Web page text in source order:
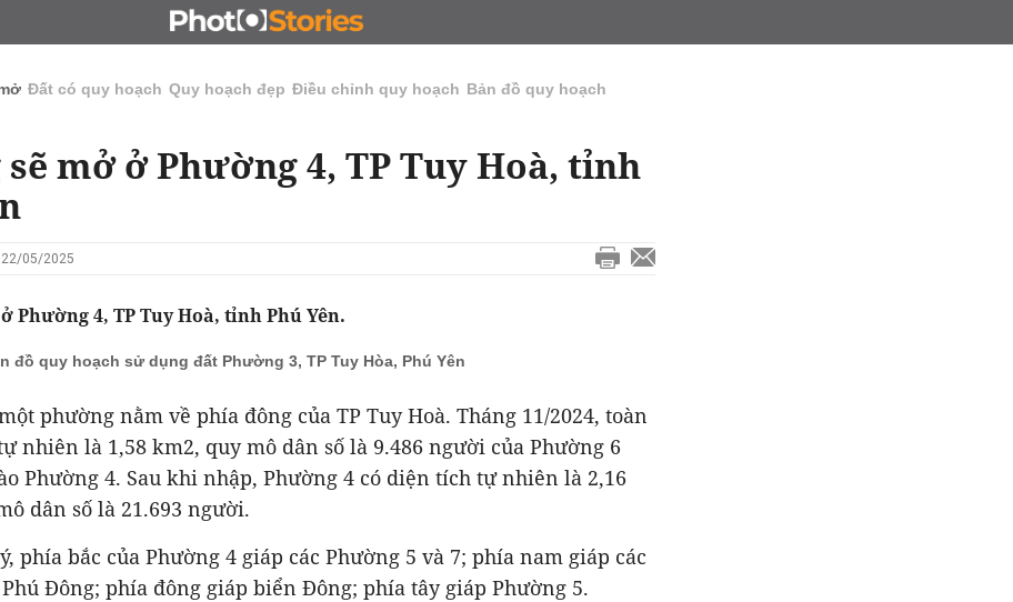
ĐẤU GIÁ - ĐẤU THẦU KINH DOANH
Đất có quy hoạch Quy hoạch đẹp Điều chỉnh quy hoạch Bản đồ quy hoạch
mở ở Phường 4, TP Tuy Hoà, tỉnh
22/05/2025
Phường 4, TP Tuy Hoà, tỉnh Phú Yên.
đồ quy hoạch sử dụng đất Phường 3, TP Tuy Hòa, Phú Yên
phường nằm về phía đông của TP Tuy Hoà. Tháng 11/2024, toàn
nhiên là 1,58 km2, quy mô dân số là 9.486 người của Phường 6
Phường 4. Sau khi nhập, Phường 4 có diện tích tự nhiên là 2,16
dân số là 21.693 người.
phía bắc của Phường 4 giáp các Phường 5 và 7; phía nam giáp các
Đông; phía đông giáp biển Đông; phía tây giáp Phường 5.